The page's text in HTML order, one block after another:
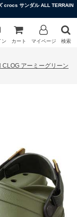
crocs サンダル ALL TERRAIN
ン カート マイページ 検索
アーミーグリーン